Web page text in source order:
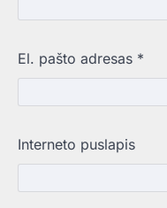
El. pašto adresas *
Interneto puslapis